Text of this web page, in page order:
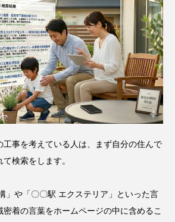
工事を考えている人は、まず自分の住んで
検索をします。
」や「〇〇駅 エクステリア」といった言
着の言葉をホームページの中に含めるこ